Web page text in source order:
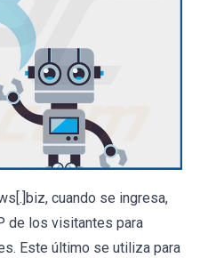
cuando se ingresa,
de los visitantes para
Este último se utiliza para